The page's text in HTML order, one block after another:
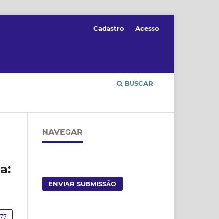
BUSCAR
Cadastro Acesso
NAVEGAR
ENVIAR SUBMISSÃO